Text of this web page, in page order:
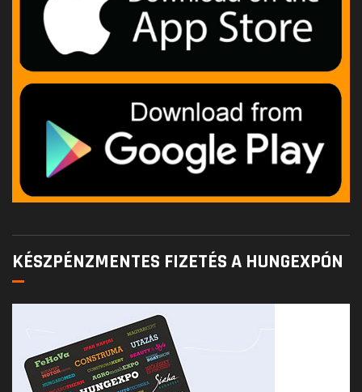
KÉSZPÉNZMENTES FIZETÉS A HUNGEXPÓN